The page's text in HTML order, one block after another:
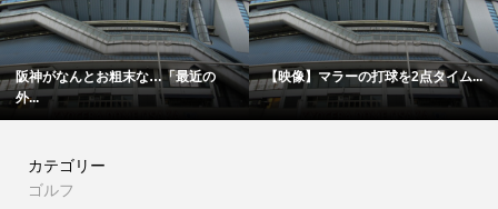
阪神がなんとお粗末な…「最近の
外...
【映像】マラーの打球を2点タイム...
カテゴリー
ゴルフ